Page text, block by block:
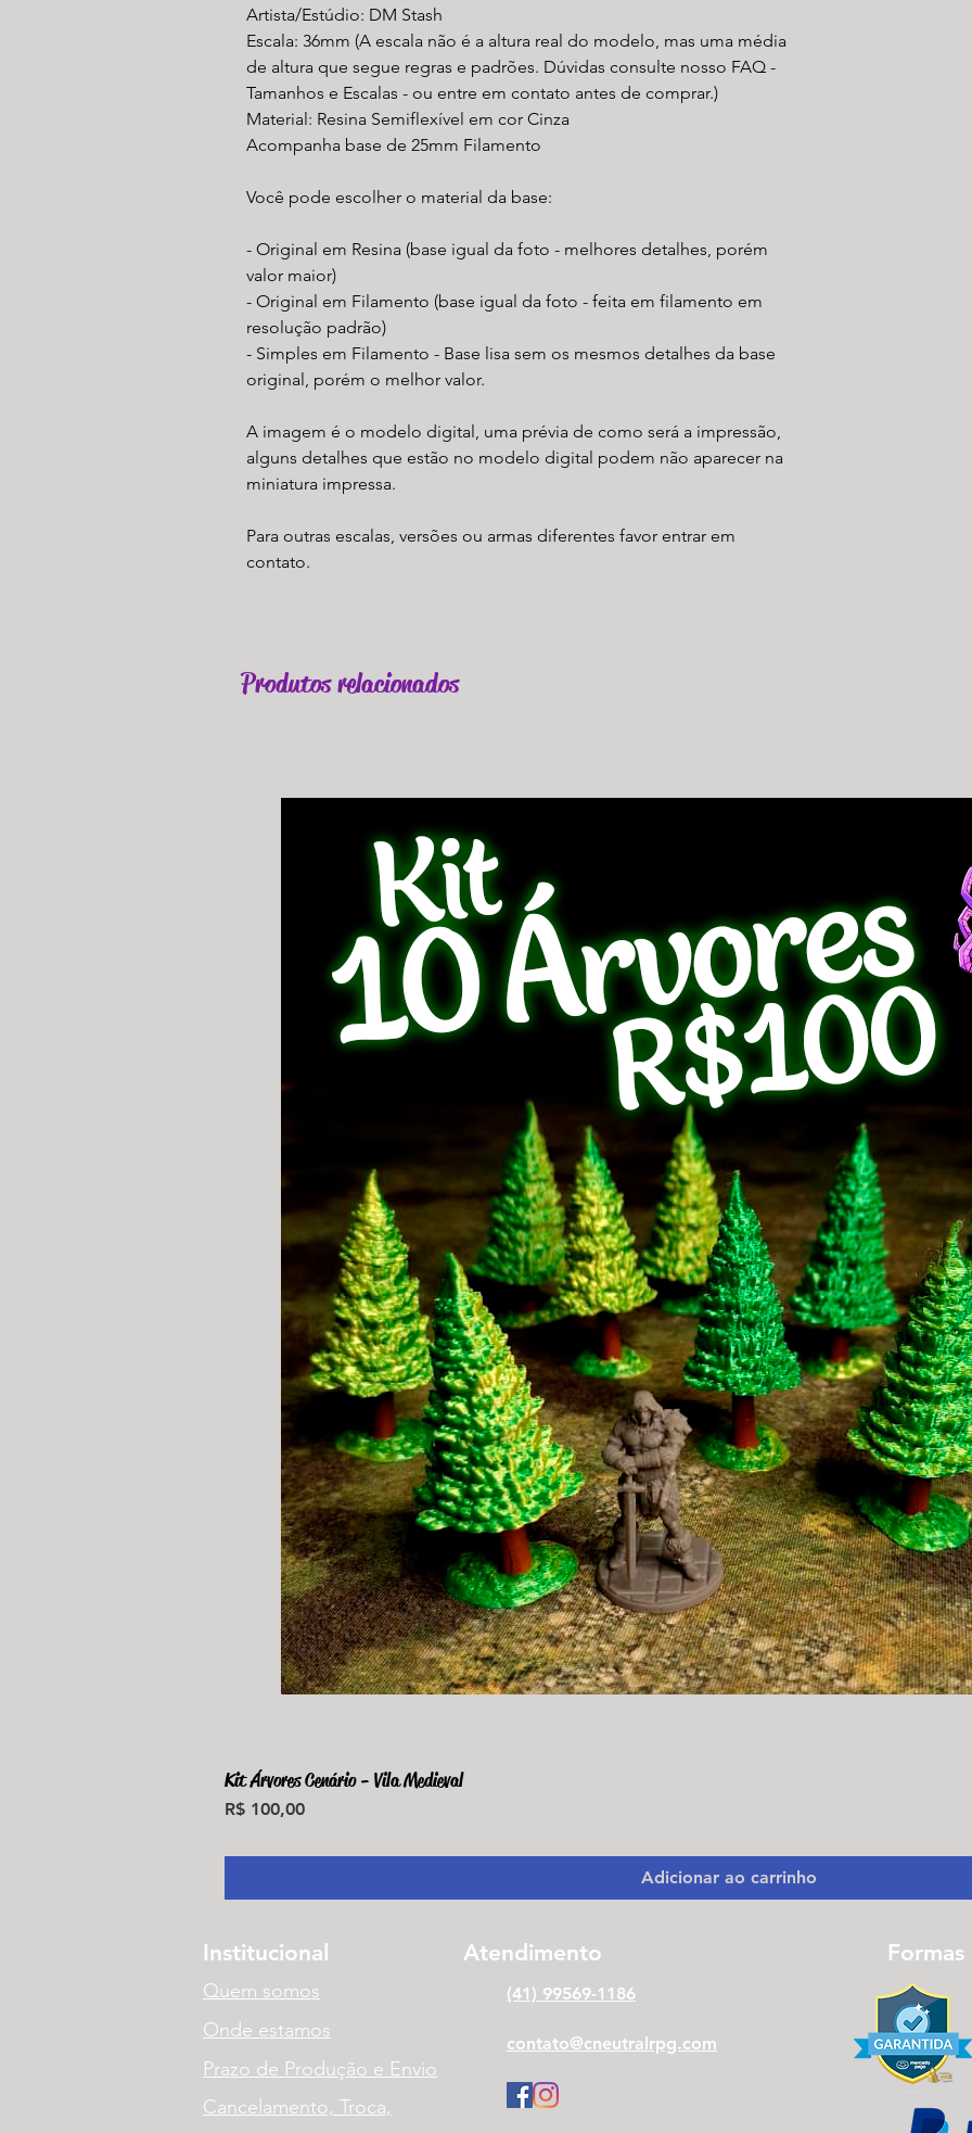
Artista/Estúdio: DM Stash
Escala: 36mm (A escala não é a altura real do modelo, mas uma média
de altura que segue regras e padrões. Dúvidas consulte nosso FAQ -
Tamanhos e Escalas - ou entre em contato antes de comprar.)
Material: Resina Semiflexível em cor Cinza
Acompanha base de 25mm Filamento
Você pode escolher o material da base:
- Original em Resina (base igual da foto - melhores detalhes, porém
valor maior)
- Original em Filamento (base igual da foto - feita em filamento em
resolução padrão)
- Simples em Filamento - Base lisa sem os mesmos detalhes da base
original, porém o melhor valor.
A imagem é o modelo digital, uma prévia de como será a impressão,
alguns detalhes que estão no modelo digital podem não aparecer na
miniatura impressa.
Para outras escalas, versões ou armas diferentes favor entrar em
contato.
Produtos relacionados
Kit Árvores Cenário - Vila Medieval
Preço
R$ 100,00
Adicionar ao carrinho
Institucional Atendimento
Quem somos (41) 99569-1186
Onde estamos
Prazo de Produção e Envio
Cancelamento, Troca,
contato@cneutralrpg.com